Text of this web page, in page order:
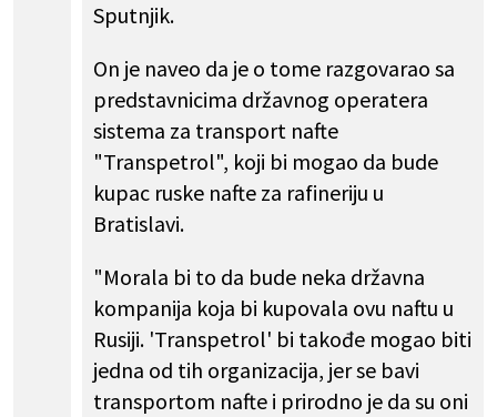
Sputnjik.
On je naveo da je o tome razgovarao sa
predstavnicima državnog operatera
sistema za transport nafte
"Transpetrol", koji bi mogao da bude
kupac ruske nafte za rafineriju u
Bratislavi.
"Morala bi to da bude neka državna
kompanija koja bi kupovala ovu naftu u
Rusiji. 'Transpetrol' bi takođe mogao biti
jedna od tih organizacija, jer se bavi
transportom nafte i prirodno je da su oni